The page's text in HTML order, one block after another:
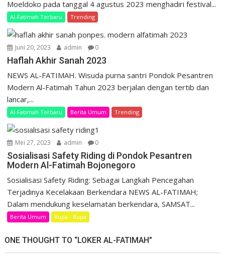
Moeldoko pada tanggal 4 agustus 2023 menghadiri festival...
Al-Fatimah Terbaru Trending
Juni 20, 2023 admin 0
Haflah Akhir Sanah 2023
NEWS AL-FATIMAH. Wisuda purna santri Pondok Pesantren
Modern Al-Fatimah Tahun 2023 berjalan dengan tertib dan
lancar,...
Al-Fatimah Terbaru Berita Umum Trending
Mei 27, 2023 admin 0
Sosialisasi Safety Riding di Pondok Pesantren
Modern Al-Fatimah Bojonegoro
Sosialisasi Safety Riding: Sebagai Langkah Pencegahan
Terjadinya Kecelakaan Berkendara NEWS AL-FATIMAH;
Dalam mendukung keselamatan berkendara, SAMSAT...
Berita Umum Rupa - Rupa
ONE THOUGHT TO “LOKER AL-FATIMAH”